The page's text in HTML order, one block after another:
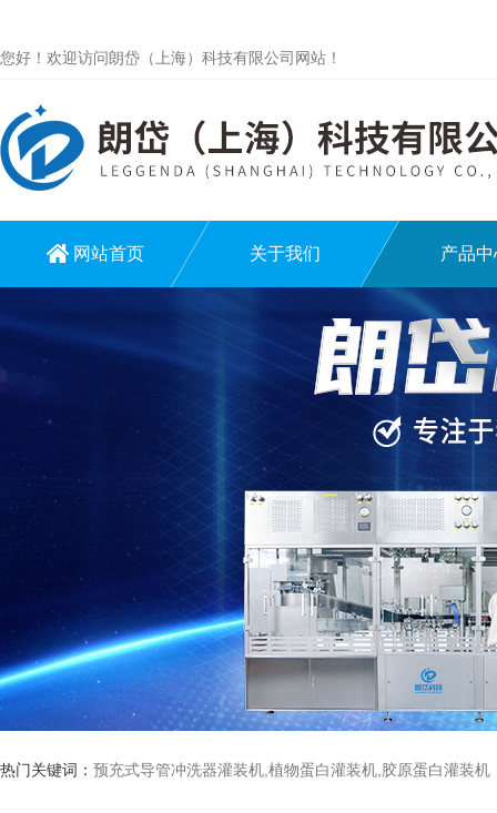
您好！欢迎访问朗岱（上海）科技有限公司网站！
网站首页 关于我们 产品中
热门关键词： 预充式导管冲洗器灌装机,植物蛋白灌装机,胶原蛋白灌装机